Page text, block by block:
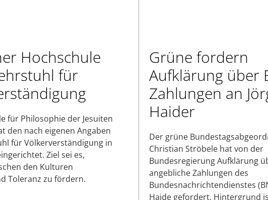
Hochschule
für
für Philosophie der Jesuiten
den nach eigenen Angaben
für Völkerverständigung in
Ziel sei es,
den Kulturen
Toleranz zu fördern.
Grüne fordern
Aufklärung über
Zahlungen an
Haider
Der grüne
Christian Ströbele hat von der
Bundesregierung Aufklärung
angebliche Zahlungen des
Bundesnachrichtendienstes
Haide gefordert. Hintergrund